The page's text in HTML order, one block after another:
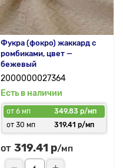
Фукра (фокро) жаккард с
ромбиками, цвет —
бежевый
2000000027364
Есть в наличии
от 6 мп
349.83 р/мп
от 30 мп
319.41 р/мп
от 319.41 р/мп